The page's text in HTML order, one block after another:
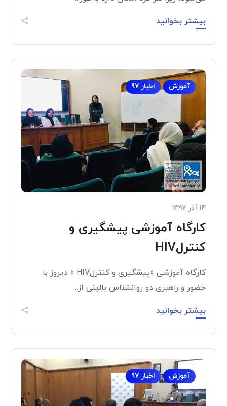
بیشتر بخوانید
آموزش اخبار 97
۱۴ آذر ۱۳۹۷
کارگاه آموزشی پیشگیری و
کنترلHIV
کارگاه آموزشی «پیشگیری و کنترلHIV » دیروز با
حضور و راهبری دو روانشناس بالینی از...
بیشتر بخوانید
آموزش اخبار 97